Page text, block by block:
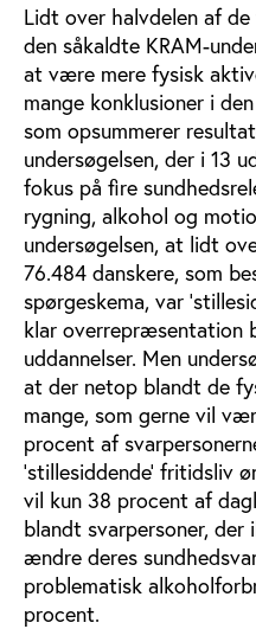
Lidt over halvdelen af
den såkaldte KRAM-
at være mere fysisk
mange konklusioner i
som opsummerer
undersøgelsen, der i 13
fokus på fire
rygning, alkohol og
undersøgelsen, at lidt
76.484 danskere, som
spørgeskema, var
klar overrepræsentation
uddannelser. Men
at der netop blandt de
mange, som gerne vil
procent af
’stillesiddende’ fritidsliv
vil kun 38 procent af
blandt svarpersoner,
ændre deres
problematisk
procent.